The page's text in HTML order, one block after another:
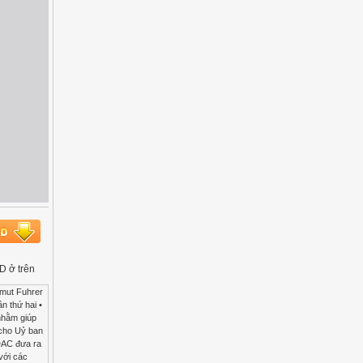
ở trên
vào đó quốc gia ấy mới có thể trả nợ được. Ví dụ: Châu Phi 3. Phân loại  Theo tiêu thức hoàn trả/các thành phần cấu thành: - ODA không hoàn lại: là hình thức cung cấp ODA không phải hoàn lại cho Nhà tài trợ. VD: T9/05 ADB viện trợ không hoàn lại 9 triệu USD cho VN - ODA cho vay ưu đãi (hay còn gọi là tín dụng ưu đãi): ODA cho vay với lãi suất và điều kiện ưu đãi sao cho "yếu tố không hoàn lại" (còn gọi là "thành tố hỗ trợ") đạt không dưới 25% của tổng trị giá khoản - ODA hỗn hợp: là các khoản viện trợ không hoàn lại hoặc các khoản vay ưu đãi được cung cấp đồng thời với c